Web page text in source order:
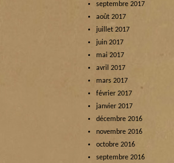
septembre 2017
août 2017
juillet 2017
juin 2017
mai 2017
avril 2017
mars 2017
février 2017
janvier 2017
décembre 2016
novembre 2016
octobre 2016
septembre 2016